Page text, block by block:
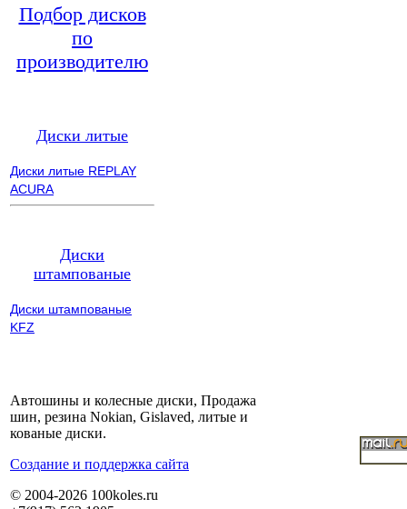
Подбор дисков
по
производителю
Диски литые
Диски литые REPLAY
ACURA
Диски
штампованые
Диски штампованые
KFZ
Автошины и колесные диски, Продажа
шин, резина Nokian, Gislaved, литые и
кованые диски.
Cоздание и поддержка сайта
© 2004-2026 100koles.ru